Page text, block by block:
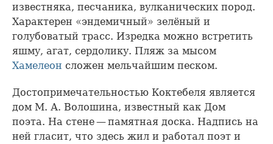
известняка, песчаника, вулканических пород.
Характерен «эндемичный» зелёный и
голубоватый трасс. Изредка можно встретить
яшму, агат, сердолику. Пляж за мысом
Хамелеон сложен мельчайшим песком.
Достопримечательностью Коктебеля является
дом М. А. Волошина, известный как Дом
поэта. На стене — памятная доска. Надпись на
ней гласит, что здесь жил и работал поэт и